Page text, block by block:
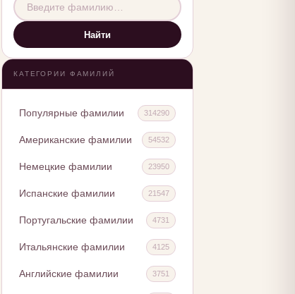
Найти
КАТЕГОРИИ ФАМИЛИЙ
Популярные фамилии 314290
Американские фамилии 54532
Немецкие фамилии 23950
Испанские фамилии 21547
Португальские фамилии 4731
Итальянские фамилии 4125
Английские фамилии 3751